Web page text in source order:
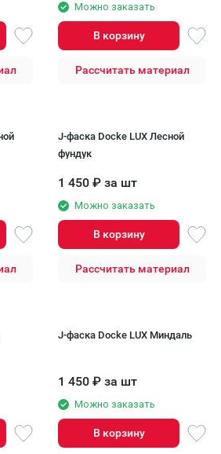
Можно заказать
В корзину
Рассчитать материал
J-фаска Docke LUX Лесной
фундук
1 450 ₽ за шт
Можно заказать
В корзину
Рассчитать материал
J-фаска Docke LUX Миндаль
1 450 ₽ за шт
Можно заказать
В корзину